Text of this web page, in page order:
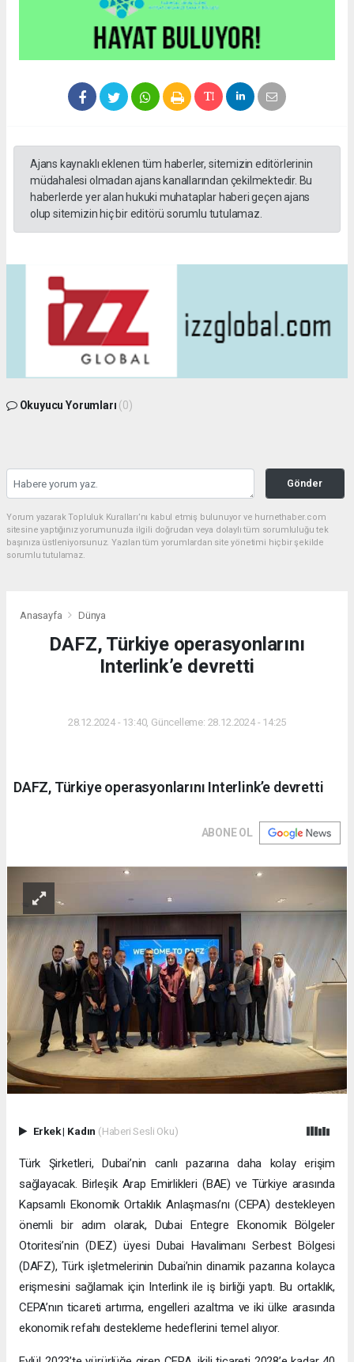
Ajans kaynaklı eklenen tüm haberler, sitemizin editörlerinin
müdahalesi olmadan ajans kanallarından çekilmektedir. Bu
haberlerde yer alan hukuki muhataplar haberi geçen ajans
olup sitemizin hiç bir editörü sorumlu tutulamaz.
Okuyucu Yorumları (0)
Gönder
Yorum yazarak Topluluk Kuralları’nı kabul etmiş bulunuyor ve hurnethaber.com
sitesine yaptığınız yorumunuzla ilgili doğrudan veya dolaylı tüm sorumluluğu tek
başınıza üstleniyorsunuz. Yazılan tüm yorumlardan site yönetimi hiçbir şekilde
sorumlu tutulamaz.
Anasayfa Dünya
DAFZ, Türkiye operasyonlarını
Interlink’e devretti
28.12.2024 - 13:40, Güncelleme: 28.12.2024 - 14:25
DAFZ, Türkiye operasyonlarını Interlink’e devretti
ABONE OL
Erkek| Kadın (Haberi Sesli Oku)
Türk Şirketleri, Dubai’nin canlı pazarına daha kolay erişim
sağlayacak. Birleşik Arap Emirlikleri (BAE) ve Türkiye arasında
Kapsamlı Ekonomik Ortaklık Anlaşması’nı (CEPA) destekleyen
önemli bir adım olarak, Dubai Entegre Ekonomik Bölgeler
Otoritesi’nin (DIEZ) üyesi Dubai Havalimanı Serbest Bölgesi
(DAFZ), Türk işletmelerinin Dubai’nin dinamik pazarına kolayca
erişmesini sağlamak için Interlink ile iş birliği yaptı. Bu ortaklık,
CEPA’nın ticareti artırma, engelleri azaltma ve iki ülke arasında
ekonomik refahı destekleme hedeflerini temel alıyor.